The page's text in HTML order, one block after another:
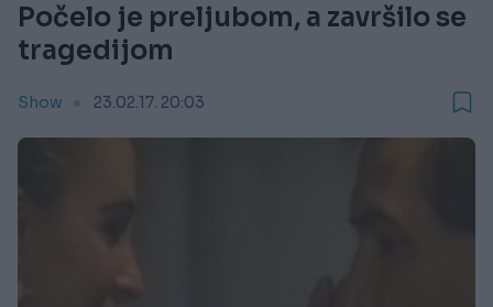
Počelo je preljubom, a završilo se
tragedijom
Show 23.02.17. 20:03